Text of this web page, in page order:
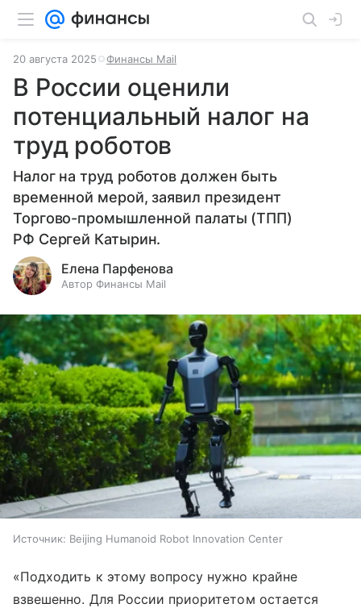
20 августа 2025 Финансы Mail
В России оценили
потенциальный налог на
труд роботов
Налог на труд роботов должен быть
временной мерой, заявил президент
Торгово-промышленной палаты (ТПП)
РФ Сергей Катырин.
Елена Парфенова
Автор Финансы Mail
Источник: Beijing Humanoid Robot Innovation Center
«Подходить к этому вопросу нужно крайне
взвешенно. Для России приоритетом остается